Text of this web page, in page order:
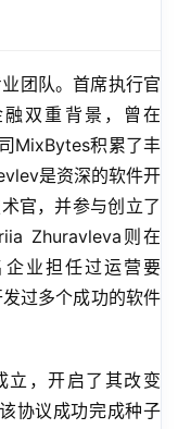
团队。首席执行官
双重背景，曾在
MixBytes积累了丰
是资深的软件开
官，并参与创立了
Zhuravleva则在
企业担任过运营要
过多个成功的软件
，开启了其改变
协议成功完成种子